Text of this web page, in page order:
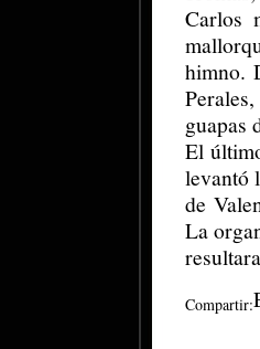
Carlos
himno.
guapas
El
levantó
de
La
Compartir: